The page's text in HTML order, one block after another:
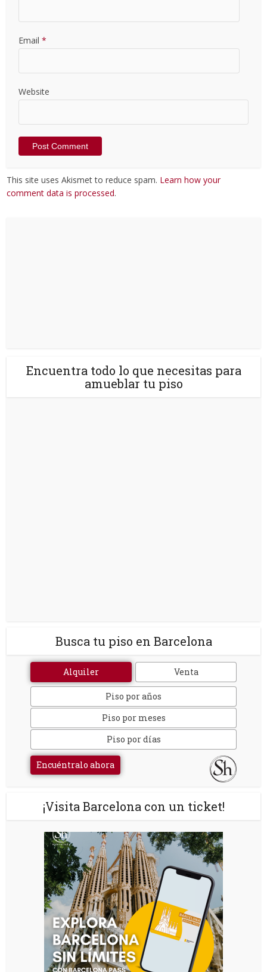
Email *
Website
This site uses Akismet to reduce spam. Learn how your
comment data is processed.
Encuentra todo lo que necesitas para
amueblar tu piso
Busca tu piso en Barcelona
Alquiler Venta
Piso por años
Piso por meses
Piso por días
Encuéntralo ahora
¡Visita Barcelona con un ticket!